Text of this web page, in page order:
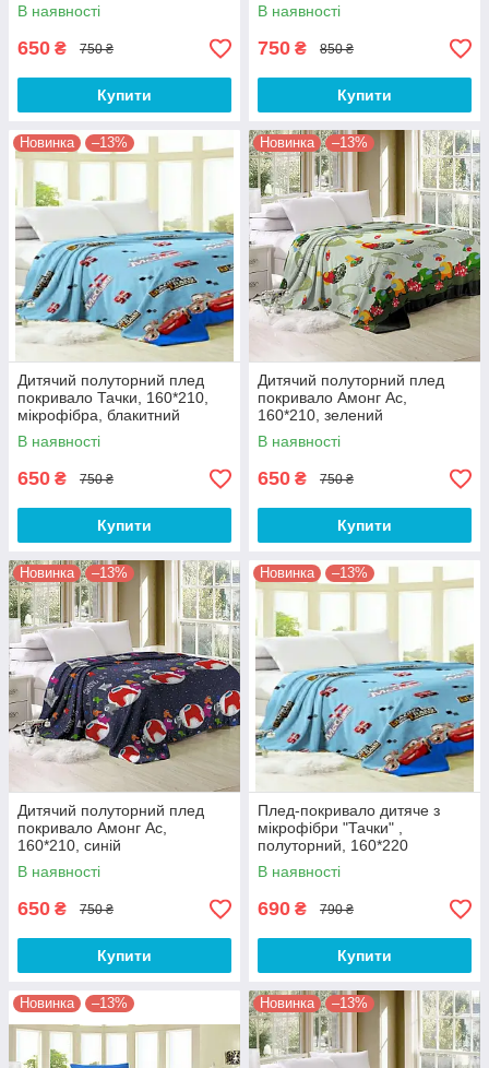
В наявності
650 ₴ 750 ₴
Купити
В наявності
750 ₴ 850 ₴
Купити
Новинка –13%
Дитячий полуторний плед
покривало Тачки, 160*210,
мікрофібра, блакитний
В наявності
650 ₴ 750 ₴
Купити
Новинка –13%
Дитячий полуторний плед
покривало Амонг Ас,
160*210, зелений
В наявності
650 ₴ 750 ₴
Купити
Новинка –13%
Дитячий полуторний плед
покривало Амонг Ас,
160*210, синій
В наявності
650 ₴ 750 ₴
Купити
Новинка –13%
Плед-покривало дитяче з
мікрофібри "Тачки" ,
полуторний, 160*220
В наявності
690 ₴ 790 ₴
Купити
Новинка –13% Новинка –13%